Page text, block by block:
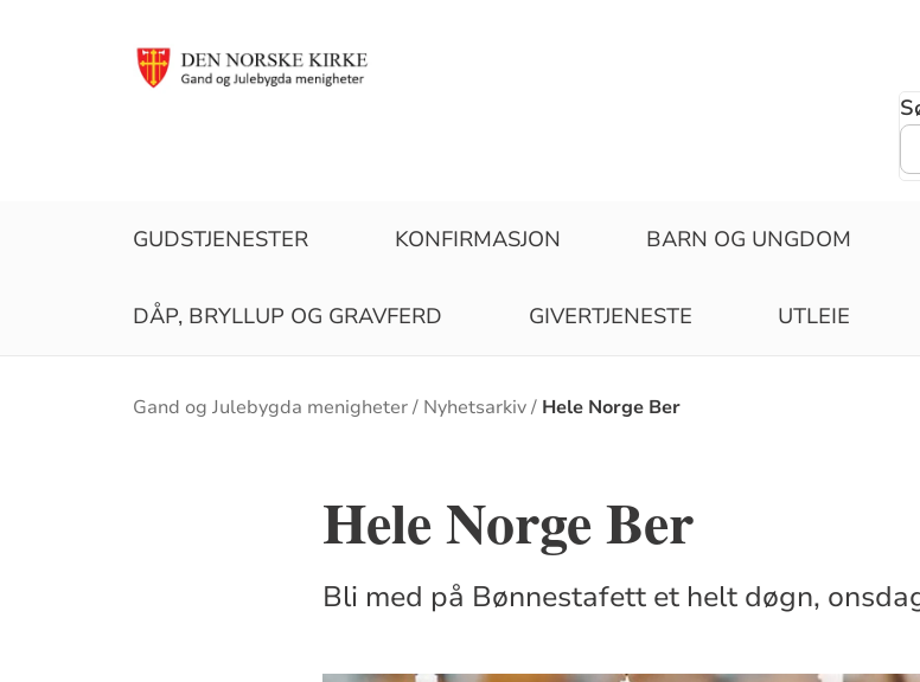
GUDSTJENESTER KONFIRMASJON BARN OG UNGDOM
DÅP, BRYLLUP OG GRAVFERD GIVERTJENESTE UTLEIE
Brødsmulesti
Gand og Julebygda menigheter Nyhetsarkiv Hele Norge Ber
Hele Norge Ber
Bli med på Bønnestafett et helt døgn,